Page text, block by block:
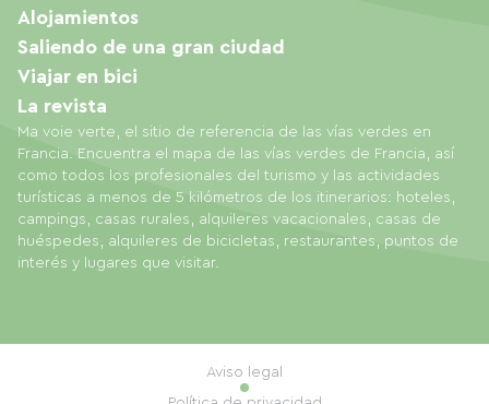
Ma voie verte, el sitio de referencia de las vías verdes en
Francia. Encuentra el mapa de las vías verdes de Francia, así
como todos los profesionales del turismo y las actividades
turísticas a menos de 5 kilómetros de los itinerarios: hoteles,
campings, casas rurales, alquileres vacacionales, casas de
huéspedes, alquileres de bicicletas, restaurantes, puntos de
interés y lugares que visitar.
Alojamientos
Saliendo de una gran ciudad
Viajar en bici
La revista
Aviso legal